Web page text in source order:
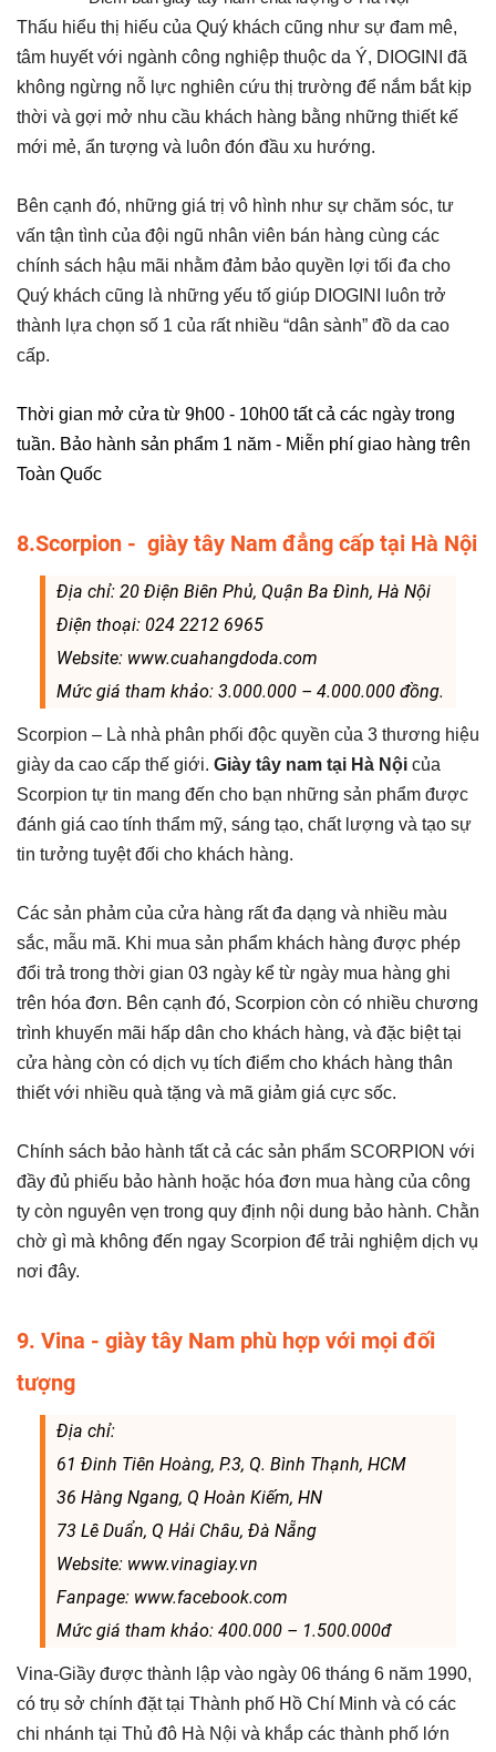
Thấu hiểu thị hiếu của Quý khách cũng như sự đam mê,
tâm huyết với ngành công nghiệp thuộc da Ý, DIOGINI đã
không ngừng nỗ lực nghiên cứu thị trường để nắm bắt kịp
thời và gợi mở nhu cầu khách hàng bằng những thiết kế
mới mẻ, ẩn tượng và luôn đón đầu xu hướng.
Bên cạnh đó, những giá trị vô hình như sự chăm sóc, tư
vấn tận tình của đội ngũ nhân viên bán hàng cùng các
chính sách hậu mãi nhằm đảm bảo quyền lợi tối đa cho
Quý khách cũng là những yếu tố giúp DIOGINI luôn trở
thành lựa chọn số 1 của rất nhiều “dân sành” đồ da cao
cấp.
Thời gian mở cửa từ 9h00 - 10h00 tất cả các ngày trong
tuần. Bảo hành sản phẩm 1 năm - Miễn phí giao hàng trên
Toàn Quốc
8.Scorpion - giày tây Nam đẳng cấp tại Hà Nội
Địa chỉ: 20 Điện Biên Phủ, Quận Ba Đình, Hà Nội
Điện thoại: 024 2212 6965
Website: www.cuahangdoda.com
Mức giá tham khảo: 3.000.000 – 4.000.000 đồng.
Scorpion – Là nhà phân phối độc quyền của 3 thương hiệu
giày da cao cấp thế giới. Giày tây nam tại Hà Nội của
Scorpion tự tin mang đến cho bạn những sản phẩm được
đánh giá cao tính thẩm mỹ, sáng tạo, chất lượng và tạo sự
tin tưởng tuyệt đối cho khách hàng.
Các sản phảm của cửa hàng rất đa dạng và nhiều màu
sắc, mẫu mã. Khi mua sản phẩm khách hàng được phép
đổi trả trong thời gian 03 ngày kể từ ngày mua hàng ghi
trên hóa đơn. Bên cạnh đó, Scorpion còn có nhiều chương
trình khuyến mãi hấp dân cho khách hàng, và đặc biệt tại
cửa hàng còn có dịch vụ tích điểm cho khách hàng thân
thiết với nhiều quà tặng và mã giảm giá cực sốc.
Chính sách bảo hành tất cả các sản phẩm SCORPION với
đầy đủ phiếu bảo hành hoặc hóa đơn mua hàng của công
ty còn nguyên vẹn trong quy định nội dung bảo hành. Chằn
chờ gì mà không đến ngay Scorpion để trải nghiệm dịch vụ
nơi đây.
9. Vina - giày tây Nam phù hợp với mọi đối
tượng
Địa chỉ:
61 Đinh Tiên Hoàng, P.3, Q. Bình Thạnh, HCM
36 Hàng Ngang, Q Hoàn Kiếm, HN
73 Lê Duẩn, Q Hải Châu, Đà Nẵng
Website: www.vinagiay.vn
Fanpage: www.facebook.com
Mức giá tham khảo: 400.000 – 1.500.000đ
Vina-Giầy được thành lập vào ngày 06 tháng 6 năm 1990,
có trụ sở chính đặt tại Thành phố Hồ Chí Minh và có các
chi nhánh tại Thủ đô Hà Nội và khắp các thành phố lớn